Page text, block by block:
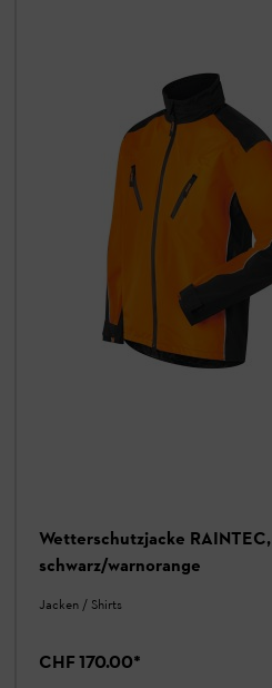
Wetterschutzjacke RAINTEC,
schwarz/warnorange
Jacken / Shirts
CHF 170.00*